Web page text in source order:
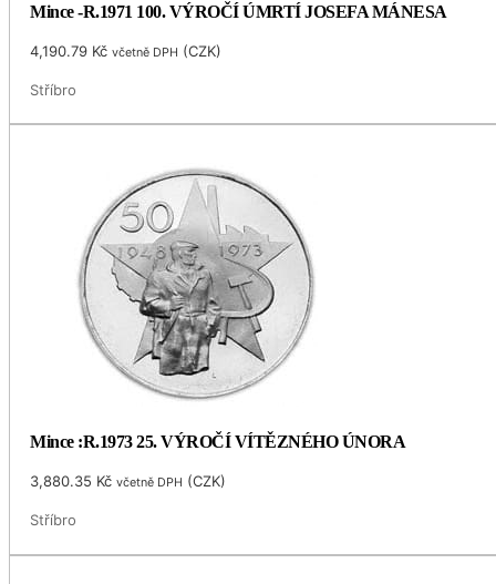
Mince -R.1971 100. VÝROČÍ ÚMRTÍ JOSEFA MÁNESA
4,190.79 Kč včetně DPH (CZK)
Stříbro
Mince :R.1973 25. VÝROČÍ VÍTĚZNÉHO ÚNORA
3,880.35 Kč včetně DPH (CZK)
Stříbro